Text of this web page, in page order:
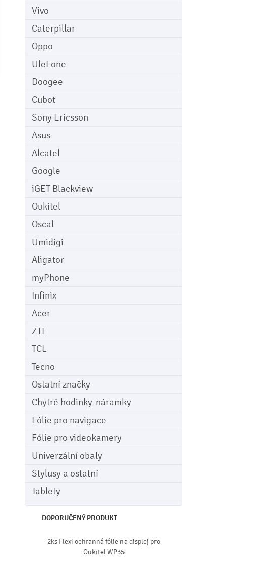
Vivo
Caterpillar
Oppo
UleFone
Doogee
Cubot
Sony Ericsson
Asus
Alcatel
Google
iGET Blackview
Oukitel
Oscal
Umidigi
Aligator
myPhone
Infinix
Acer
ZTE
TCL
Tecno
Ostatní značky
Chytré hodinky-náramky
Fólie pro navigace
Fólie pro videokamery
Univerzální obaly
Stylusy a ostatní
Tablety
DOPORUČENÝ PRODUKT
2ks Flexi ochranná fólie na displej pro
Oukitel WP35